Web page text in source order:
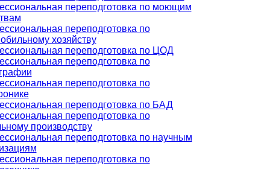
переподготовка по моющим
переподготовка по
хозяйству
переподготовка по ЦОД
переподготовка по
переподготовка по
переподготовка по БАД
переподготовка по
производству
переподготовка по научным
переподготовка по